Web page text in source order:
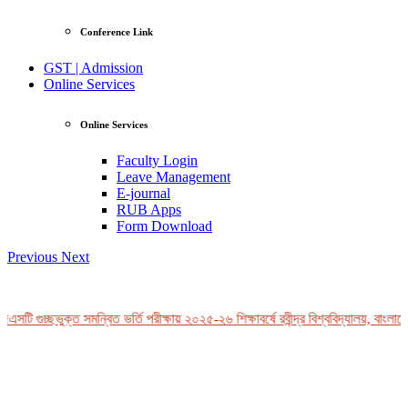
Conference Link
GST | Admission
Online Services
Online Services
Faculty Login
Leave Management
E-journal
RUB Apps
Form Download
Previous Next
গুচ্ছভুক্ত সমন্বিত ভর্তি পরীক্ষায় ২০২৫-২৬ শিক্ষাবর্ষে রবীন্দ্র বিশ্ববিদ্যালয়,